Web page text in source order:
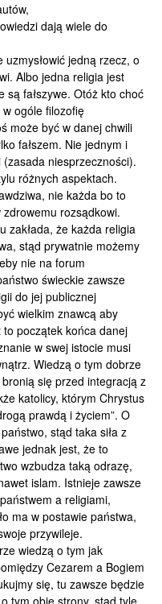
dają wiele do
jedną rzecz, o
Albo jedna religia jest
są fałszywe. Otóż kto choć
ogóle filozofię
może być w danej chwili
fałszem. Nie jednym i
niesprzeczności).
różnych aspektach.
nie każda bo to
rozsądkowi.
zakłada, że każda religia
stąd prywatnie możemy
nie na forum
świeckie zawsze
do jej publicznej
wielkim znawcą aby
początek końca danej
w swej istocie musi
Wiedzą o tym dobrze
się przed integracją z
katolicy, którym Chrystus
prawdą i życiem”. O
stąd taka siła z
jednak jest, że to
wzbudza taką odrazę,
islam. Istnieje zawsze
a religiami,
ma w postawie państwa,
przywileje.
wiedzą o tym jak
Cezarem a Bogiem
się, tu zawsze będzie
tym obie strony, stąd tyle